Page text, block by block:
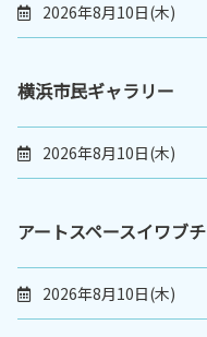
2026年8月10日(木)
横浜市民ギャラリー
2026年8月10日(木)
アートスペースイワブチ
2026年8月10日(木)